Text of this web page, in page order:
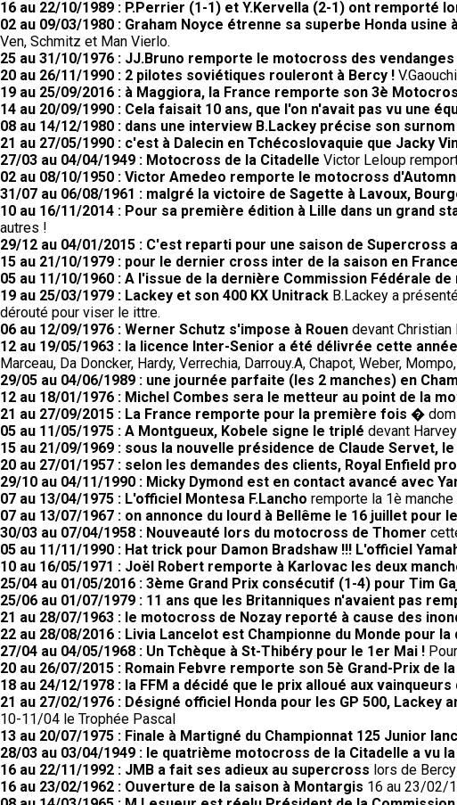
16 au 22/10/1989 : P.Perrier (1-1) et Y.Kervella (2-1) ont remporté
02 au 09/03/1980 : Graham Noyce étrenne sa superbe Honda usine
Ven, Schmitz et Man Vierlo.
25 au 31/10/1976 : JJ.Bruno remporte le motocross des
20 au 26/11/1990 : 2 pilotes soviétiques rouleront à Bercy !
19 au 25/09/2016 : à Maggiora, la France remporte son 3è
14 au 20/09/1990 : Cela faisait 10 ans, que l'on n'avait pas vu une
08 au 14/12/1980 : dans une interview B.Lackey précise son surnom
21 au 27/05/1990 : c'est à Dalecin en Tchécoslovaquie que Jacky
27/03 au 04/04/1949 : Motocross de la Citadelle Victor Leloup
02 au 08/10/1950 : Victor Amedeo remporte le motocross
31/07 au 06/08/1961 : malgré la victoire de Sagette à Lavoux,
10 au 16/11/2014 : Pour sa première édition à Lille dans un grand
autres !
29/12 au 04/01/2015 : C'est reparti pour une saison de Supercross
15 au 21/10/1979 : pour le dernier cross inter de la saison en
05 au 11/10/1960 : A l'issue de la dernière Commission Fédérale
19 au 25/03/1979 : Lackey et son 400 KX Unitrack B.Lackey a
dérouté pour viser le ittre.
06 au 12/09/1976 : Werner Schutz s'impose à Rouen devant Christian
12 au 19/05/1963 : la licence Inter-Senior a été délivrée cette
Marceau, Da Doncker, Hardy, Verrechia, Darrouy.A, Chapot, Weber,
29/05 au 04/06/1989 : une journée parfaite (les 2 manches) en
12 au 18/01/1976 : Michel Combes sera le metteur au point de la
21 au 27/09/2015 : La France remporte pour la première fois �
05 au 11/05/1975 : A Montgueux, Kobele signe le triplé devant
15 au 21/09/1969 : sous la nouvelle présidence de Claude Servet, le
20 au 27/01/1957 : selon les demandes des clients, Royal Enfield
29/10 au 04/11/1990 : Micky Dymond est en contact avancé avec
07 au 13/04/1975 : L'officiel Montesa F.Lancho remporte la 1è
07 au 13/07/1967 : on annonce du lourd à Bellême le 16 juillet pour
30/03 au 07/04/1958 : Nouveauté lors du motocross de Thomer
05 au 11/11/1990 : Hat trick pour Damon Bradshaw !!! L'officiel
10 au 16/05/1971 : Joël Robert remporte à Karlovac les deux
25/04 au 01/05/2016 : 3ème Grand Prix consécutif (1-4) pour Tim
25/06 au 01/07/1979 : 11 ans que les Britanniques n'avaient pas
21 au 28/07/1963 : le motocross de Nozay reporté à cause des
22 au 28/08/2016 : Livia Lancelot est Championne du Monde pour
27/04 au 04/05/1968 : Un Tchèque à St-Thibéry pour le 1er Mai !
20 au 26/07/2015 : Romain Febvre remporte son 5è Grand-Prix de
18 au 24/12/1978 : la FFM a décidé que le prix alloué aux
21 au 27/02/1976 : Désigné officiel Honda pour les GP 500, Lackey
10-11/04 le Trophée Pascal
13 au 20/07/1975 : Finale à Martigné du Championnat 125 Junior
28/03 au 03/04/1949 : le quatrième motocross de la Citadelle a vu
16 au 22/11/1992 : JMB a fait ses adieux au supercross lors de
16 au 23/02/1962 : Ouverture de la saison à Montargis 16 au 23/02/